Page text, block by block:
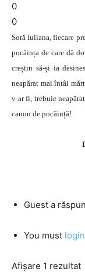
0
0
Soră Iuliana, fiecare
pocăința de care dă
creștin să-și ia
neapărat mai întâi
v-ar fi, trebuie
canon de pocăință!
Guest a
You must login
Afișare 1 rezultat